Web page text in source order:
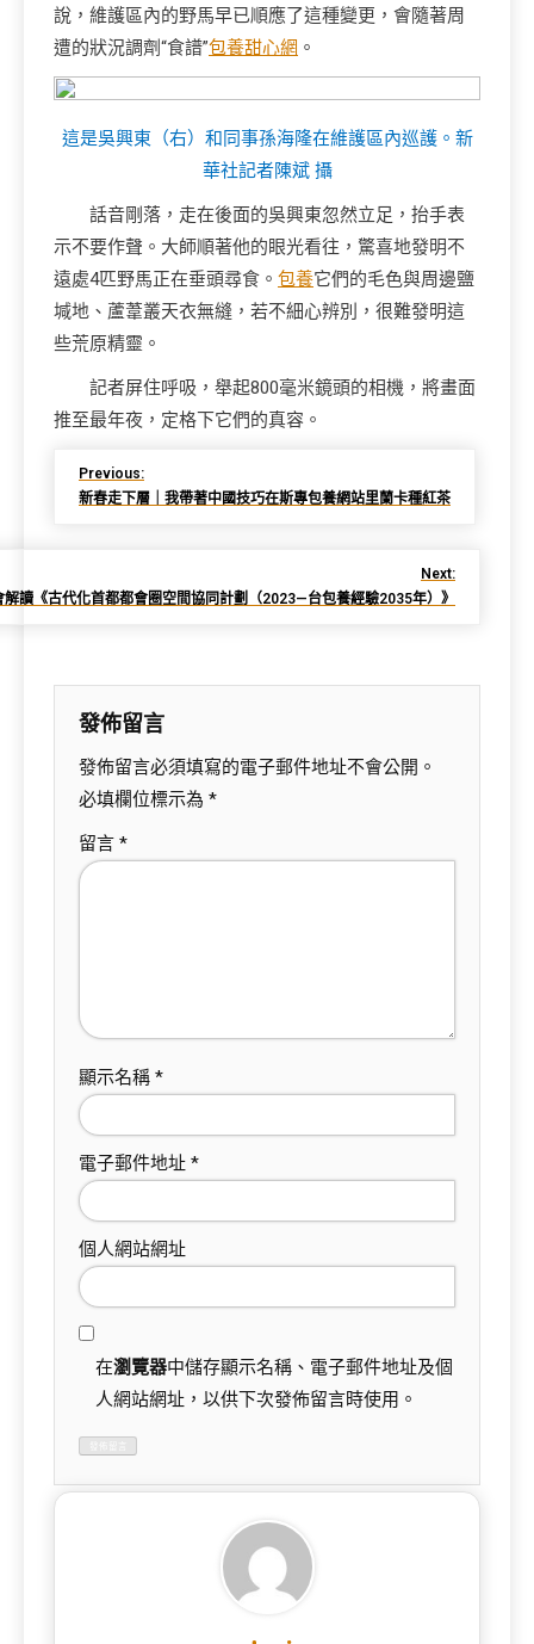
說，維護區內的野馬早已順應了這種變更，會隨著周
遭的狀況調劑“食譜”包養甜心網 。
這是吳興東（右）和同事孫海隆在維護區內巡護。新
華社記者陳斌 攝
話音剛落，走在後面的吳興東忽然立足，抬手表
示不要作聲。大師順著他的眼光看往，驚喜地發明不
遠處4匹野馬正在垂頭尋食。 包養它們的毛色與周邊鹽
堿地、蘆葦叢天衣無縫，若不細心辨別，很難發明這
些荒原精靈。
記者屏住呼吸，舉起800毫米鏡頭的相機，將畫面
推至最年夜，定格下它們的真容。
Previous:
新春走下層｜我帶著中國技巧在斯專包養網站里蘭卡種紅茶
Next:
讀《古代化首都都會圈空間協同計劃（2023—台包養經驗2035年）》
發佈留言
發佈留言必須填寫的電子郵件地址不會公開。
必填欄位標示為 *
留言 *
顯示名稱 *
電子郵件地址 *
個人網站網址
在瀏覽器中儲存顯示名稱、電子郵件地址及個
人網站網址，以供下次發佈留言時使用。